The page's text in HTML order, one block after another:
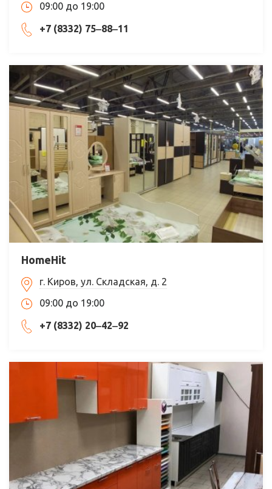
09:00 до 19:00
+7 (8332) 75‒88‒11
HomeHit
г. Киров, ул. Складская, д. 2
09:00 до 19:00
+7 (8332) 20‒42‒92